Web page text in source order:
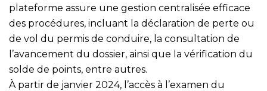
plateforme assure une gestion centralisée efficace
des procédures, incluant la déclaration de perte ou
de vol du permis de conduire, la consultation de
l’avancement du dossier, ainsi que la vérification du
solde de points, entre autres.
À partir de janvier 2024, l’accès à l’examen du